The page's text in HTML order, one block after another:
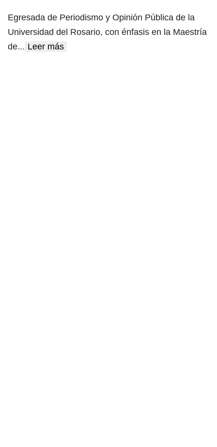
Egresada de Periodismo y Opinión Pública de la
Universidad del Rosario, con énfasis en la Maestría
de... Leer más